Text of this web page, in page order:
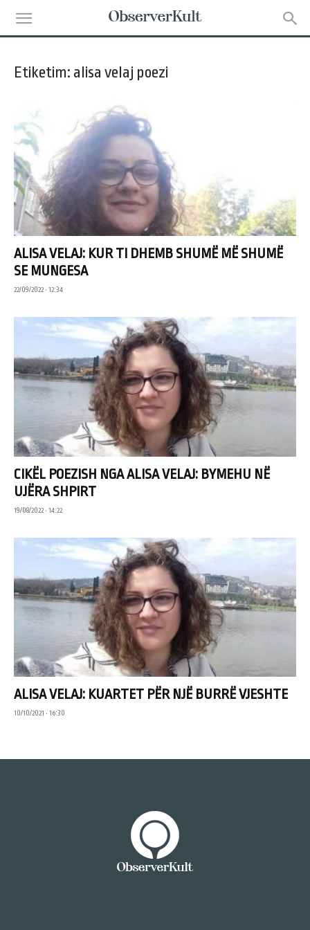
Etiketim: alisa velaj poezi
ALISA VELAJ: KUR TI DHEMB SHUMË MË SHUMË
SE MUNGESA
22/09/2022 • 12:34
CIKËL POEZISH NGA ALISA VELAJ: BYMEHU NË
UJËRA SHPIRT
19/08/2022 • 14:22
ALISA VELAJ: KUARTET PËR NJË BURRË VJESHTE
10/10/2021 • 16:30